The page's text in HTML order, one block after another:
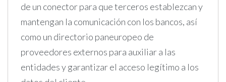
de un conector para que terceros establezcan y
mantengan la comunicación con los bancos, así
como un directorio paneuropeo de
proveedores externos para auxiliar a las
entidades y garantizar el acceso legítimo a los